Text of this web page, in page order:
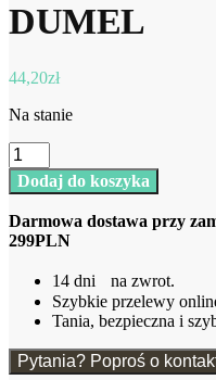
DUMEL
44,20zł
Na stanie
ilość
Pizza
dumello
Dodaj do koszyka
Darmowa dostawa przy
299PLN
14 dni na zwrot.
Szybkie przelewy
Tania, bezpieczna i
Pytania? Poproś o